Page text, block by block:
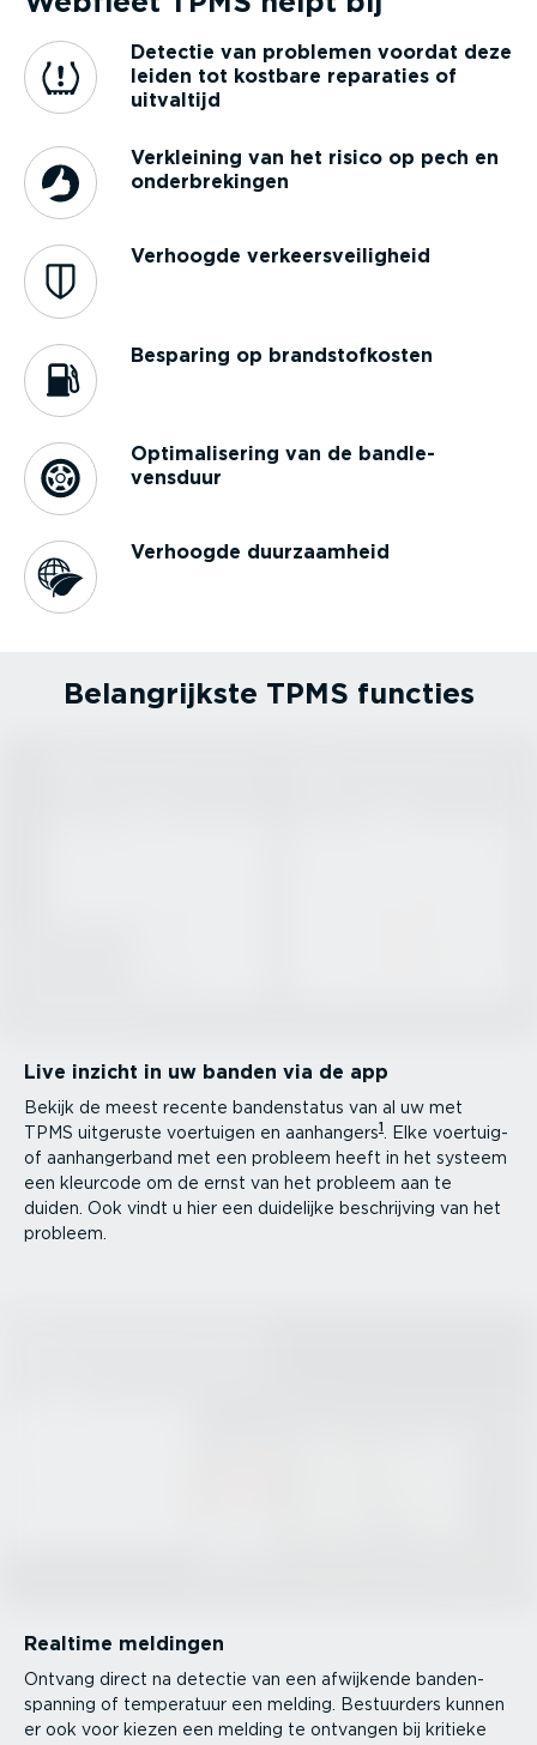
Detectie van problemen voordat deze
leiden tot kostbare reparaties of
uitvaltijd
Verkleining van het risico op pech en
onder­bre­kingen
Verhoogde verkeers­vei­ligheid
Besparing op brand­stof­kosten
Optima­li­sering van de bandle­
vensduur
Verhoogde duurzaamheid
Belang­rijkste TPMS functies
Live inzicht in uw banden via de app
Bekijk de meest recente banden­status van al uw met
TPMS uitgeruste voertuigen en aanhangers1
. Elke voertuig-
of aanhan­gerband met een probleem heeft in het systeem
een kleurcode om de ernst van het probleem aan te
duiden. Ook vindt u hier een duidelijke beschrijving van het
probleem.
Realtime meldingen
Ontvang direct na detectie van een afwijkende banden­
spanning of temperatuur een melding. Bestuurders kunnen
er ook voor kiezen een melding te ontvangen bij kritieke